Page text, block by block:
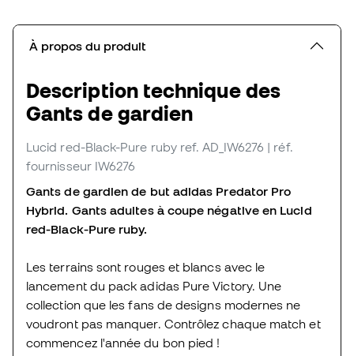
À propos du produit
Description technique des
Gants de gardien
Lucid red-Black-Pure ruby ref. AD_IW6276 | réf.
fournisseur IW6276
Gants de gardien de but adidas Predator Pro
Hybrid. Gants adultes à coupe négative en Lucid
red-Black-Pure ruby.
Les terrains sont rouges et blancs avec le
lancement du pack adidas Pure Victory. Une
collection que les fans de designs modernes ne
voudront pas manquer. Contrôlez chaque match et
commencez l'année du bon pied !